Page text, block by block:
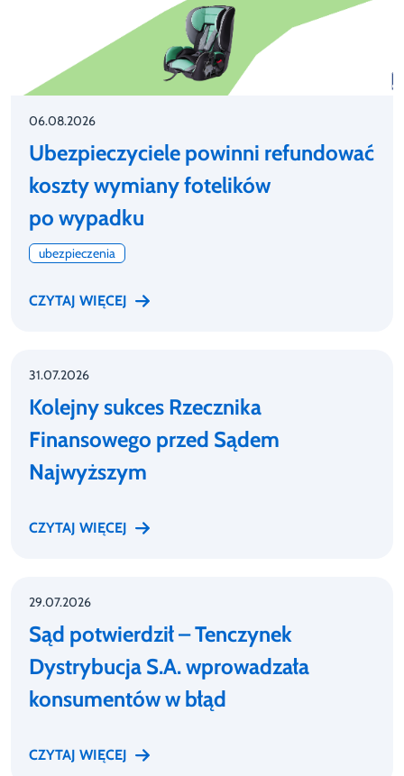
06.08.2026
Ubezpieczyciele powinni refundować
koszty wymiany fotelików
po wypadku
ubezpieczenia
CZYTAJ WIĘCEJ
31.07.2026
Kolejny sukces Rzecznika
Finansowego przed Sądem
Najwyższym
CZYTAJ WIĘCEJ
29.07.2026
Sąd potwierdził – Tenczynek
Dystrybucja S.A. wprowadzała
konsumentów w błąd
CZYTAJ WIĘCEJ